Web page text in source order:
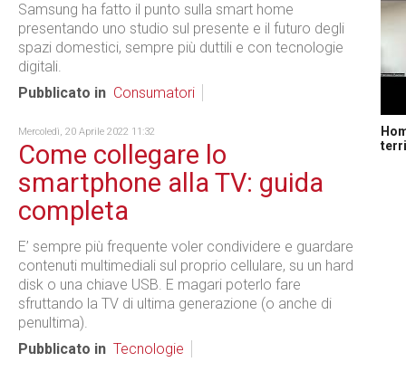
Samsung ha fatto il punto sulla smart home
presentando uno studio sul presente e il futuro degli
spazi domestici, sempre più duttili e con tecnologie
digitali.
Pubblicato in Consumatori
Mercoledì, 20 Aprile 2022 11:32
Come collegare lo
smartphone alla TV: guida
completa
E’ sempre più frequente voler condividere e guardare
contenuti multimediali sul proprio cellulare, su un hard
disk o una chiave USB. E magari poterlo fare
sfruttando la TV di ultima generazione (o anche di
penultima).
Pubblicato in Tecnologie